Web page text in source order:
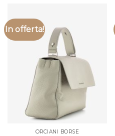
In offerta!
ORCIANI BORSE